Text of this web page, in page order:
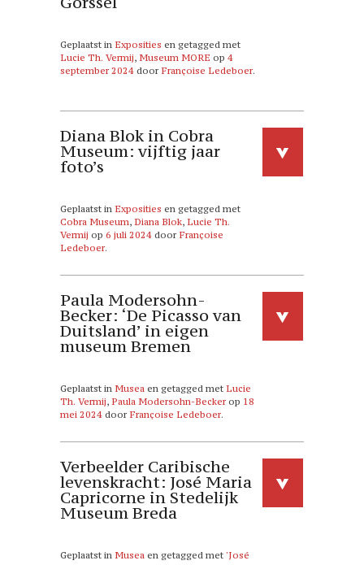
Geplaatst in Exposities en getagged met
Lucie Th. Vermij, Museum MORE op 4
september 2024 door Françoise Ledeboer.
Diana Blok in Cobra
Museum: vijftig jaar
foto’s
Geplaatst in Exposities en getagged met
Cobra Museum, Diana Blok, Lucie Th.
Vermij op 6 juli 2024 door Françoise
Ledeboer.
Paula Modersohn-
Becker: ‘De Picasso van
Duitsland’ in eigen
museum Bremen
Geplaatst in Musea en getagged met Lucie
Th. Vermij, Paula Modersohn-Becker op 18
mei 2024 door Françoise Ledeboer.
Verbeelder Caribische
levenskracht: José Maria
Capricorne in Stedelijk
Museum Breda
Geplaatst in Musea en getagged met 'José